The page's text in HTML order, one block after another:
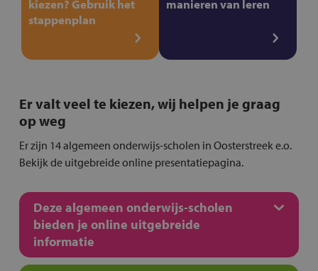
kiezen? Gebruik het
stappenplan
manieren van leren
Er valt veel te kiezen, wij helpen je graag
op weg
Er zijn 14 algemeen onderwijs-scholen in Oosterstreek e.o.
Bekijk de uitgebreide online presentatiepagina.
Deze algemeen onderwijs-scholen
bieden je online uitgebreide
informatie